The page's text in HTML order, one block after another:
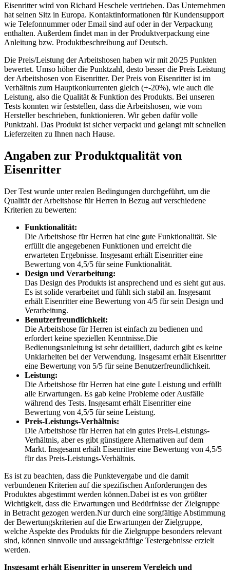
Eisenritter wird von Richard Heschele vertrieben. Das Unternehmen
hat seinen Sitz in Europa. Kontaktinformationen für Kundensupport
wie Telefonnummer oder Email sind auf oder in der Verpackung
enthalten. Außerdem findet man in der Produktverpackung eine
Anleitung bzw. Produktbeschreibung auf Deutsch.
Die Preis/Leistung der Arbeitshosen haben wir mit 20/25 Punkten
bewertet. Umso höher die Punktzahl, desto besser die Preis Leistung
der Arbeitshosen von Eisenritter. Der Preis von Eisenritter ist im
Verhältnis zum Hauptkonkurrenten gleich (+-20%), wie auch die
Leistung, also die Qualität & Funktion des Produkts. Bei unseren
Tests konnten wir feststellen, dass die Arbeitshosen, wie vom
Hersteller beschrieben, funktionieren. Wir geben dafür volle
Punktzahl. Das Produkt ist sicher verpackt und gelangt mit schnellen
Lieferzeiten zu Ihnen nach Hause.
Angaben zur Produktqualität von
Eisenritter
Der Test wurde unter realen Bedingungen durchgeführt, um die
Qualität der Arbeitshose für Herren in Bezug auf verschiedene
Kriterien zu bewerten:
Funktionalität:
Die Arbeitshose für Herren hat eine gute Funktionalität. Sie
erfüllt die angegebenen Funktionen und erreicht die
erwarteten Ergebnisse. Insgesamt erhält Eisenritter eine
Bewertung von 4,5/5 für seine Funktionalität.
Design und Verarbeitung:
Das Design des Produkts ist ansprechend und es sieht gut aus.
Es ist solide verarbeitet und fühlt sich stabil an. Insgesamt
erhält Eisenritter eine Bewertung von 4/5 für sein Design und
Verarbeitung.
Benutzerfreundlichkeit:
Die Arbeitshose für Herren ist einfach zu bedienen und
erfordert keine speziellen Kenntnisse.Die
Bedienungsanleitung ist sehr detailliert, dadurch gibt es keine
Unklarheiten bei der Verwendung. Insgesamt erhält Eisenritter
eine Bewertung von 5/5 für seine Benutzerfreundlichkeit.
Leistung:
Die Arbeitshose für Herren hat eine gute Leistung und erfüllt
alle Erwartungen. Es gab keine Probleme oder Ausfälle
während des Tests. Insgesamt erhält Eisenritter eine
Bewertung von 4,5/5 für seine Leistung.
Preis-Leistungs-Verhältnis:
Die Arbeitshose für Herren hat ein gutes Preis-Leistungs-
Verhältnis, aber es gibt günstigere Alternativen auf dem
Markt. Insgesamt erhält Eisenritter eine Bewertung von 4,5/5
für das Preis-Leistungs-Verhältnis.
Es ist zu beachten, dass die Punktevergabe und die damit
verbundenen Kriterien auf die spezifischen Anforderungen des
Produktes abgestimmt werden können.Dabei ist es von größter
Wichtigkeit, dass die Erwartungen und Bedürfnisse der Zielgruppe
in Betracht gezogen werden.Nur durch eine sorgfältige Abstimmung
der Bewertungskriterien auf die Erwartungen der Zielgruppe,
welche Aspekte des Produkts für die Zielgruppe besonders relevant
sind, können sinnvolle und aussagekräftige Testergebnisse erzielt
werden.
Insgesamt erhält Eisenritter in unserem Vergleich und